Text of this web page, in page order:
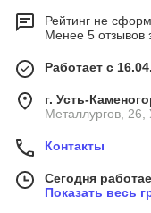
Рейтинг не
Менее 5 отзывов
Работает с
г. Усть-
Металлургов, 26,
Контакты
Сегодня
Показать весь